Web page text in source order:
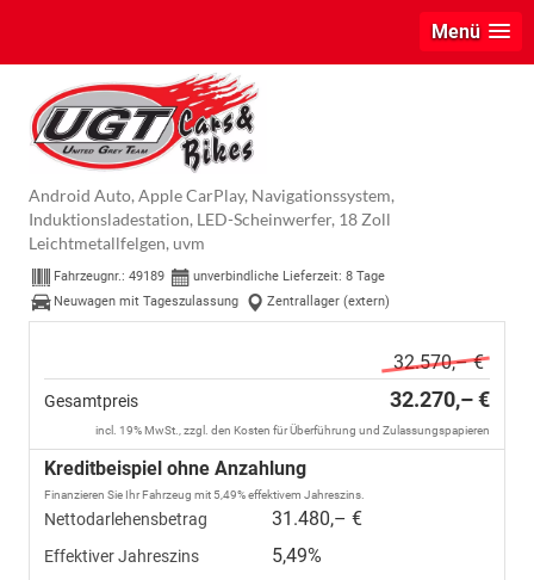
Menü
Hyundai KONAGO+ 1.0 T-GDI 2WD 74 kW (101 PS) 2-
Zonen-Klimaautomatik, Sitzheizung, Lenkradheizung, DAB,
Android Auto, Apple CarPlay, Navigationssystem,
Induktionsladestation, LED-Scheinwerfer, 18 Zoll
Leichtmetallfelgen, uvm
Fahrzeugnr.: 49189 unverbindliche Lieferzeit: 8 Tage
Neuwagen mit Tageszulassung
Zentrallager (extern)
32.570,– €
Gesamtpreis 32.270,– €
incl. 19% MwSt., zzgl. den Kosten für Überführung und Zulassungspapieren
Kreditbeispiel ohne Anzahlung
Finanzieren Sie Ihr Fahrzeug mit 5,49% effektivem Jahreszins.
Nettodarlehensbetrag 31.480,– €
Effektiver Jahreszins 5,49%